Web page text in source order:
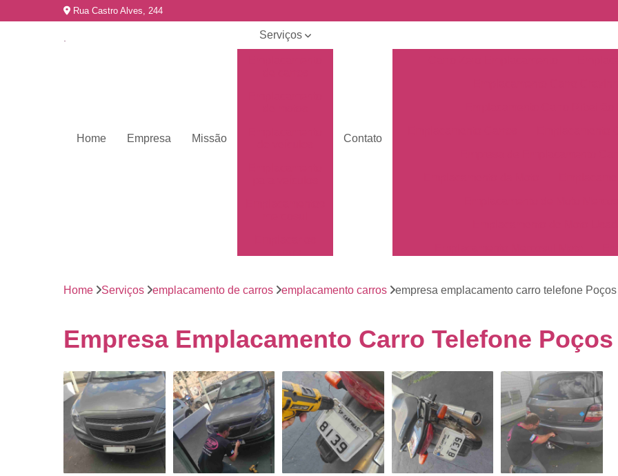
Rua Castro Alves, 244
Home Empresa Missão
Serviços
emplacamento
Placa de motos
Placas
automotivas
Placas de carro
Placas de
veículo
Placas
Contato
Emplacamento da Placa
Emplacamento de Veículo Pcd
Emplacamento do Carro
Emplacamento Veículos Zero
Emplacamento de Veículo
Emplacamento de Veículo Novo
Home Serviços emplacamento de carros emplacamento carros empresa emplacamento carro telefone
Empresa Emplacamento Carro Telefone